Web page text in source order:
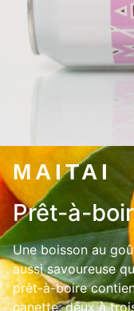
MAITAI
Prêt-à-
Une boisson au
aussi savoureuse
prêt-à-boire
canette, deux à